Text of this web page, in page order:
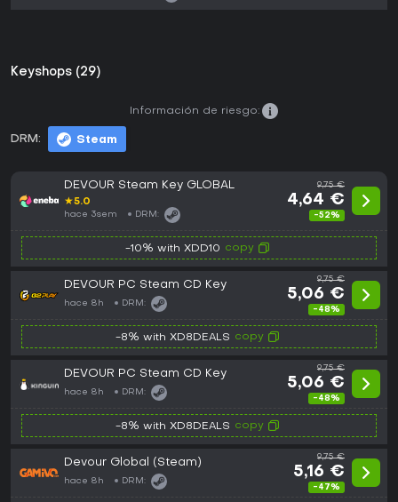
Keyshops (29)
DRM: Steam
Información de riesgo:
DEVOUR Steam Key GLOBAL
★5.0
hace 3sem DRM:
9,75 €
4,64 €
-52%
-10% with XDD10 copy
DEVOUR PC Steam CD Key
hace 8h DRM:
9,75 €
5,06 €
-48%
-8% with XD8DEALS copy
DEVOUR PC Steam CD Key
hace 8h DRM:
9,75 €
5,06 €
-48%
-8% with XD8DEALS copy
Devour Global (Steam)
hace 8h DRM:
9,75 €
5,16 €
-47%